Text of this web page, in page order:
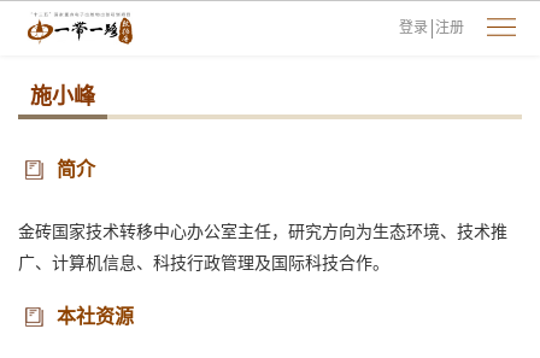
登录 注册
施小峰
简介
金砖国家技术转移中心办公室主任，研究方向为生态环境、技术推
广、计算机信息、科技行政管理及国际科技合作。
本社资源